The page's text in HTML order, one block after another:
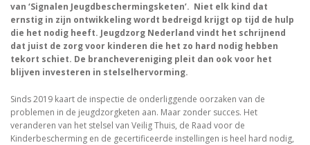
van ‘Signalen Jeugdbeschermingsketen’. Niet elk kind dat
ernstig in zijn ontwikkeling wordt bedreigd krijgt op tijd de hulp
die het nodig heeft. Jeugdzorg Nederland vindt het schrijnend
dat juist de zorg voor kinderen die het zo hard nodig hebben
tekort schiet. De branchevereniging pleit dan ook voor het
blijven investeren in stelselhervorming.
Sinds 2019 kaart de inspectie de onderliggende oorzaken van de
problemen in de jeugdzorgketen aan. Maar zonder succes. Het
veranderen van het stelsel van Veilig Thuis, de Raad voor de
Kinderbescherming en de gecertificeerde instellingen is heel hard nodig,